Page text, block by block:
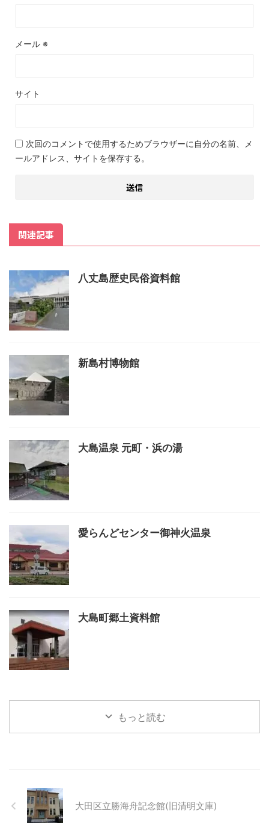
メール ※
サイト
次回のコメントで使用するためブラウザーに自分の名前、メ
ールアドレス、サイトを保存する。
関連記事
八丈島歴史民俗資料館
新島村博物館
大島温泉 元町・浜の湯
愛らんどセンター御神火温泉
大島町郷土資料館
もっと読む
大田区立勝海舟記念館(旧清明文庫)